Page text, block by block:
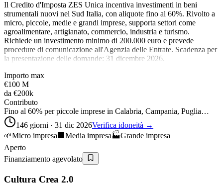
Il Credito d'Imposta ZES Unica incentiva investimenti in beni
strumentali nuovi nel Sud Italia, con aliquote fino al 60%. Rivolto a
micro, piccole, medie e grandi imprese, supporta settori come
agroalimentare, artigianato, commercio, industria e turismo.
Richiede un investimento minimo di 200.000 euro e prevede
procedure di comunicazione all'Agenzia delle Entrate. Scadenza per
la presentazione delle domande: 31 dicembre 2026.
Importo max
€100 M
da €200k
Contributo
Fino al 60% per piccole imprese in Calabria, Campania, Puglia…
146 giorni · 31 dic 2026Verifica idoneità →
🌱Micro impresa 🏢 Media impresa🏭Grande impresa
Aperto
Finanziamento agevolato
Cultura Crea 2.0